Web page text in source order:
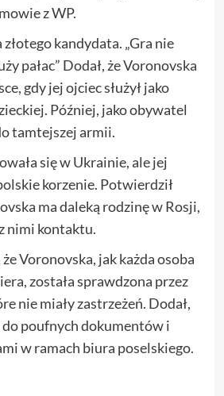
z WP.
kandydata. „Gra nie
pałac” Dodał, że Voronovska
gdy jej ojciec służył jako
Później, jako obywatel
tamtejszej armii.
się w Ukrainie, ale jej
korzenie. Potwierdził
ma daleką rodzinę w Rosji,
nimi kontaktu.
Voronovska, jak każda osoba
została sprawdzona przez
nie miały zastrzeżeń. Dodał,
do poufnych dokumentów i
w ramach biura poselskiego.